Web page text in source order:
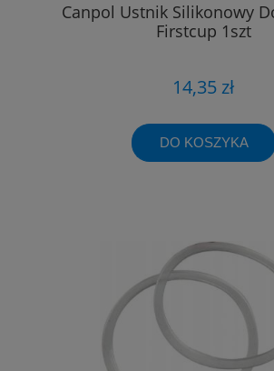
Canpol Ustnik Silikonowy
Firstcup 1szt
14,35 zł
DO KOSZYKA